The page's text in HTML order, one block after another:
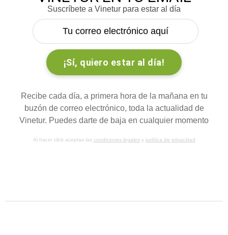
Suscríbete a Vinetur para estar al día
Recibe cada día, a primera hora de la mañana en tu
buzón de correo electrónico, toda la actualidad de
Vinetur. Puedes darte de baja en cualquier momento
Al hacer click aceptas las condiciones legalesy política de privacidad